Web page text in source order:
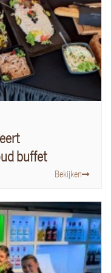
buffet
Bekijken